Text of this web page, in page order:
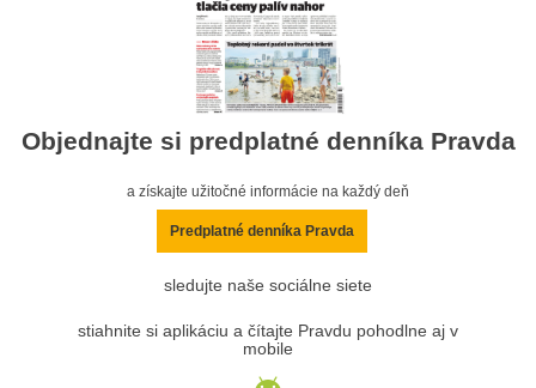
Objednajte si predplatné denníka Pravda
a získajte užitočné informácie na každý deň
Predplatné denníka Pravda
sledujte naše sociálne siete
stiahnite si aplikáciu a čítajte Pravdu pohodlne aj v
mobile